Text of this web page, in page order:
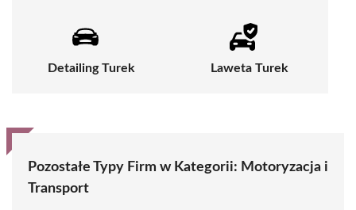
Detailing Turek Laweta Turek
Pozostałe Typy Firm w Kategorii: Motoryzacja i
Transport